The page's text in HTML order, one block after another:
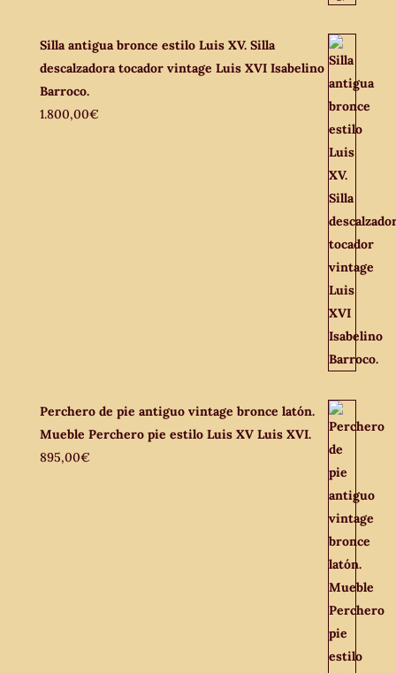
Silla antigua bronce estilo Luis XV. Silla
descalzadora tocador vintage Luis XVI Isabelino
Barroco.
1.800,00€
Perchero de pie antiguo vintage bronce latón.
Mueble Perchero pie estilo Luis XV Luis XVI.
895,00€